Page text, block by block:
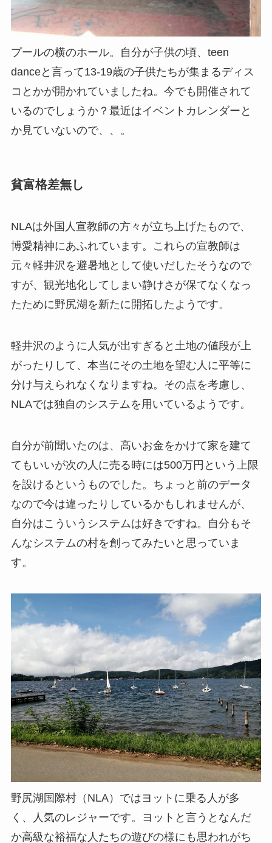
プールの横のホール。自分が子供の頃、teen
danceと言って13-19歳の子供たちが集まるディス
コとかが開かれていましたね。今でも開催されて
いるのでしょうか？最近はイベントカレンダーと
か見ていないので、、。
貧富格差無し
NLAは外国人宣教師の方々が立ち上げたもので、
博愛精神にあふれています。これらの宣教師は
元々軽井沢を避暑地として使いだしたそうなので
すが、観光地化してしまい静けさが保てなくなっ
たために野尻湖を新たに開拓したようです。
軽井沢のように人気が出すぎると土地の値段が上
がったりして、本当にその土地を望む人に平等に
分け与えられなくなりますね。その点を考慮し、
NLAでは独自のシステムを用いているようです。
自分が前聞いたのは、高いお金をかけて家を建て
てもいいが次の人に売る時には500万円という上限
を設けるというものでした。ちょっと前のデータ
なので今は違ったりしているかもしれませんが、
自分はこういうシステムは好きですね。自分もそ
んなシステムの村を創ってみたいと思っていま
す。
野尻湖国際村（NLA）ではヨットに乗る人が多
く、人気のレジャーです。ヨットと言うとなんだ
か高級な裕福な人たちの遊びの様にも思われがち